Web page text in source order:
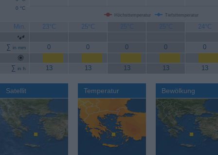
Höchsttemperatur Tiefsttemperatur
0 °C
Min. 23°C 25°C 25°C 25°C 24°C
∑ in mm 0 0 0 0 0
∑ in h 13 13 13 13 13
Satellit Temperatur Bewölkung